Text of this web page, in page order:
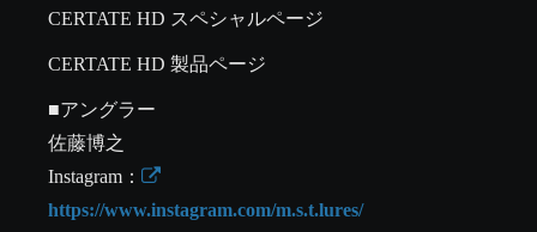
CERTATE HD スペシャルページ
CERTATE HD 製品ページ
■アングラー
佐藤博之
Instagram：
https://www.instagram.com/m.s.t.lures/